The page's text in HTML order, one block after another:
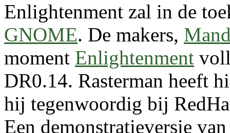
Enlightenment zal in de
GNOME. De makers,
moment Enlightenment
DR0.14. Rasterman heeft
hij tegenwoordig bij
Een demonstratieversie